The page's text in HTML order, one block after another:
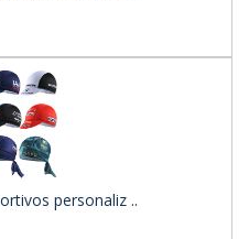
personaliz ..